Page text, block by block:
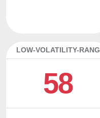
LOW-VOLATILITY-RANG
58